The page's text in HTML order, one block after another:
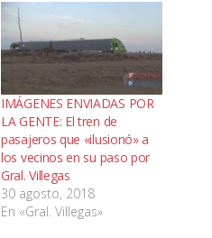
IMÁGENES ENVIADAS POR
LA GENTE: El tren de
pasajeros que «ilusionó» a
los vecinos en su paso por
Gral. Villegas
30 agosto, 2018
En «Gral. Villegas»